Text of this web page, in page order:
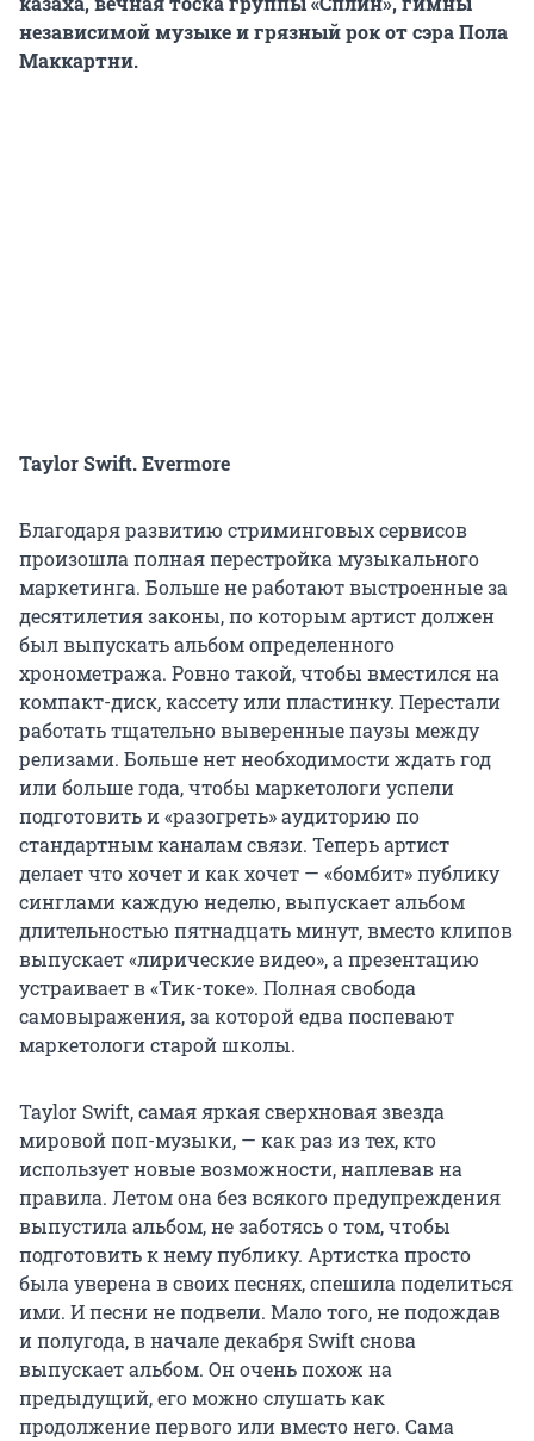
независимой музыке и грязный рок от сэра Пола
Маккартни.
Taylor Swift.Evermore
Благодаря развитию стриминговых сервисов
произошла полная перестройка музыкального
маркетинга. Больше не работают выстроенные за
десятилетия законы, по которым артист должен
был выпускать альбом определенного
хронометража. Ровно такой, чтобы вместился на
компакт-диск, кассету или пластинку. Перестали
работать тщательно выверенные паузы между
релизами. Больше нет необходимости ждать год
или больше года, чтобы маркетологи успели
подготовить и «разогреть» аудиторию по
стандартным каналам связи. Теперь артист
делает что хочет и как хочет — «бомбит» публику
синглами каждую неделю, выпускает альбом
длительностью пятнадцать минут, вместо клипов
выпускает «лирические видео», а презентацию
устраивает в «Тик-токе». Полная свобода
самовыражения, за которой едва поспевают
маркетологи старой школы.
Taylor Swift, самая яркая сверхновая звезда
мировой поп-музыки, — как раз из тех, кто
использует новые возможности, наплевав на
правила. Летом она без всякого предупреждения
выпустила альбом, не заботясь о том, чтобы
подготовить к нему публику. Артистка просто
была уверена в своих песнях, спешила поделиться
ими. И песни не подвели. Мало того, не подождав
и полугода, в начале декабря Swift снова
выпускает альбом. Он очень похож на
предыдущий, его можно слушать как
продолжение первого или вместо него. Сама